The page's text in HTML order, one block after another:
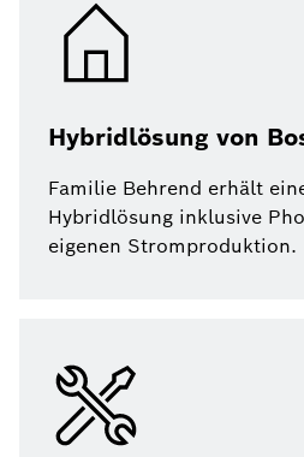
Hybridlösung von
Familie Behrend erhält
Hybridlösung inklusive
eigenen Stromproduktion.